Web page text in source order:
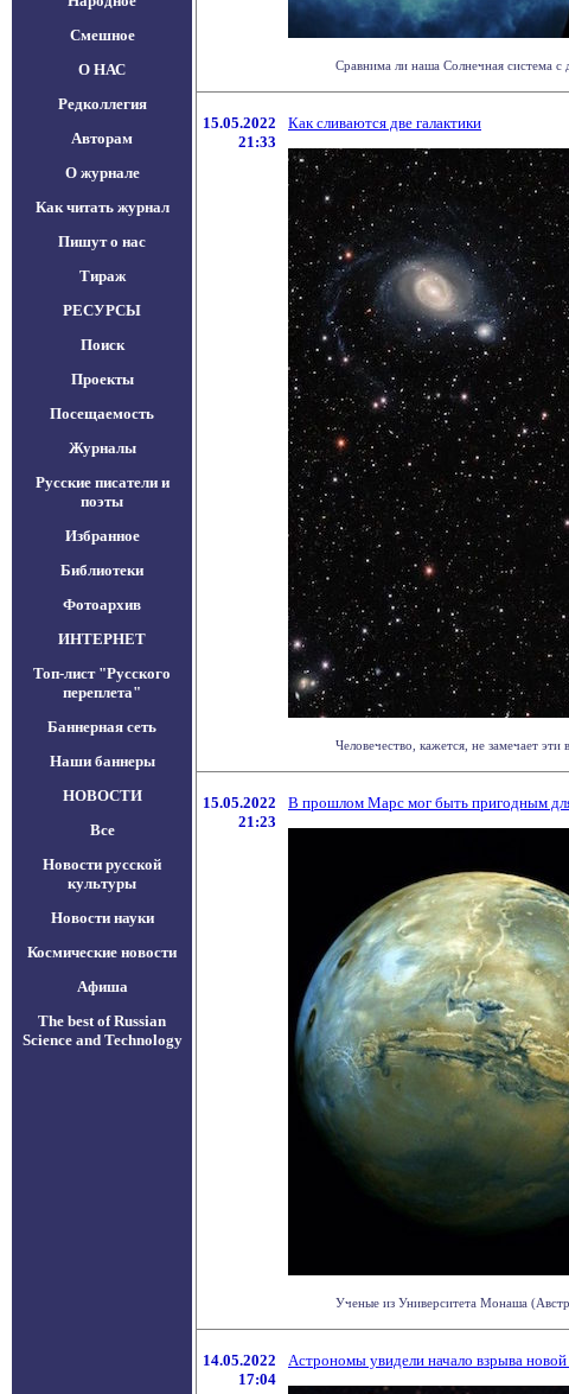
Смешное
О НАС
Редколлегия
Авторам
О журнале
Как читать журнал
Пишут о нас
Тираж
РЕСУРСЫ
Поиск
Проекты
Посещаемость
Журналы
Русские писатели и
поэты
Избранное
Библиотеки
Фотоархив
ИНТЕРНЕТ
Топ-лист "Русского
переплета"
Баннерная сеть
Наши баннеры
НОВОСТИ
Все
Новости русской
культуры
Новости науки
Космические новости
Афиша
The best of Russian
Science and Technology
Сравнима ли наша Солнечная система с
15.05.2022
21:33
Как сливаются две галактики
Человечество, кажется, не замечает
15.05.2022
21:23
В прошлом Марс мог быть пригодным
Ученые из Университета Монаша
14.05.2022
17:04
Астрономы увидели начало взрыва новой